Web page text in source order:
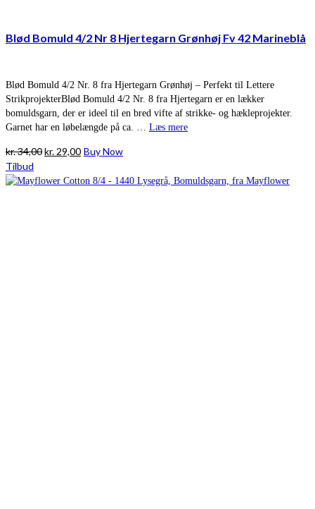
Blød Bomuld 4/2 Nr 8 Hjertegarn Grønhøj Fv 42 Marineblå
Blød Bomuld 4/2 Nr. 8 fra Hjertegarn Grønhøj – Perfekt til Lettere
StrikprojekterBlød Bomuld 4/2 Nr. 8 fra Hjertegarn er en lækker
bomuldsgarn, der er ideel til en bred vifte af strikke- og hækleprojekter.
Garnet har en løbelængde på ca. … Læs mere
kr.34,00Den
pris
kr. 29,00Den
pris
Buy Now
Tilbud